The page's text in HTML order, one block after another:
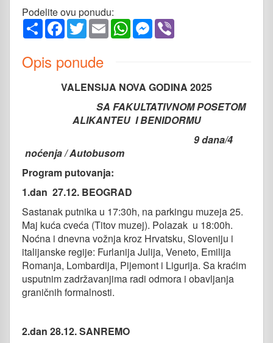
Podelite ovu ponudu:
ShareFacebook
TwitterEmailWhatsAppMessenger
Opis ponude
VALENSIJA NOVA GODINA 2025
SA FAKULTATIVNOM POSETOM
ALIKANTEU I BENIDORMU
9 dana/4
noćenja / Autobusom
Program putovanja:
1.dan 27.12. BEOGRAD
Sastanak putnika u 17:30h, na parkingu muzeja 25.
Maj kuća cveća (Titov muzej). Polazak u 18:00h.
Noćna i dnevna vožnja kroz Hrvatsku, Sloveniju i
italijanske regije: Furlanija Julija, Veneto, Emilija
Romanja, Lombardija, Pijemont i Ligurija. Sa kraćim
usputnim zadržavanjima radi odmora i obavljanja
graničnih formalnosti.
2.dan 28.12. SANREMO